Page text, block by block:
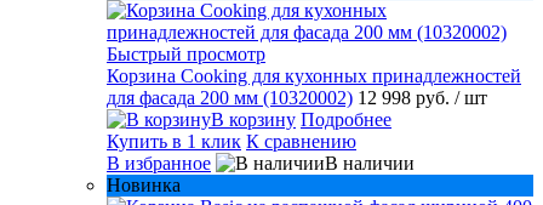
Быстрый просмотр
Корзина Cooking для кухонных принадлежностей
для фасада 200 мм (10320002) 12 998 руб. / шт
В корзину Подробнее
Купить в 1 клик К сравнению
В избранное
В наличии
Новинка